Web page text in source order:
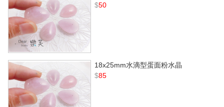
$50
18x25mm水滴型蛋面粉水晶
$85